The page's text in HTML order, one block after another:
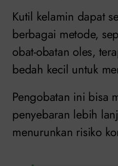
Kutil kelamin dapat
berbagai metode,
obat-obatan oles,
bedah kecil untuk
Pengobatan ini bisa
penyebaran lebih
menurunkan risiko